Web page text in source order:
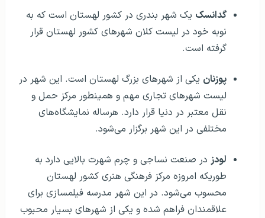
گدانسک یک شهر بندری در کشور لهستان است که به
نوبه خود در لیست کلان شهرهای کشور لهستان قرار
گرفته است.
پوزنان یکی از شهرهای بزرگ لهستان است. این شهر در
لیست شهرهای تجاری مهم و همینطور مرکز حمل و
نقل معتبر در دنیا قرار دارد. هرساله نمایشگاه‌های
مختلفی در این شهر برگزار می‌شود.
لودز در صنعت نساجی و چرم شهرت بالایی دارد به
طوریکه امروزه مرکز فرهنگی هنری کشور لهستان
محسوب می‌شود. در این شهر مدرسه فیلمسازی برای
علاقمندان فراهم شده و یکی از شهرهای بسیار محبوب